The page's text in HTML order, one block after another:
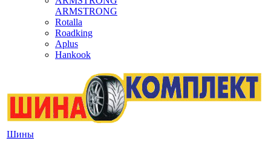
ARMSTRONG
Rotalla
Roadking
Aplus
Hankook
Шины